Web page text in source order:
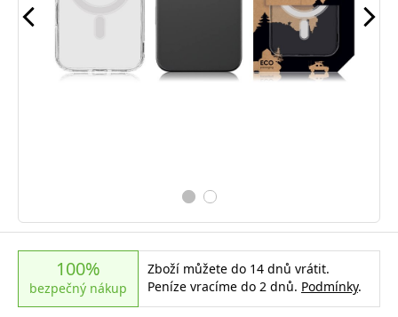
100%
bezpečný nákup
Zboží můžete do 14 dnů vrátit.
Peníze vracíme do 2 dnů. Podmínky.